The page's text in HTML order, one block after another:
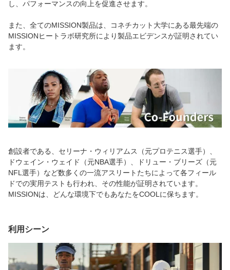
し、パフォーマンスの向上を促進させます。
また、全てのMISSION製品は、コネチカット大学にある最先端の
MISSIONヒートラボ研究所により製品エビデンスが証明されてい
ます。
創設者である、セリーナ・ウィリアムス（元プロテニス選手）、
ドウェイン・ウェイド（元NBA選手）、ドリュー・ブリーズ（元
NFL選手）など数多くの一流アスリートたちによって各フィール
ドでの実用テストも行われ、その性能が証明されています。
MISSIONは、どんな環境下でもあなたをCOOLに保ちます。
利用シーン